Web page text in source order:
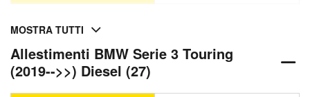
MOSTRA TUTTI
Allestimenti BMW Serie 3 Touring
(2019-->>) Diesel (27)